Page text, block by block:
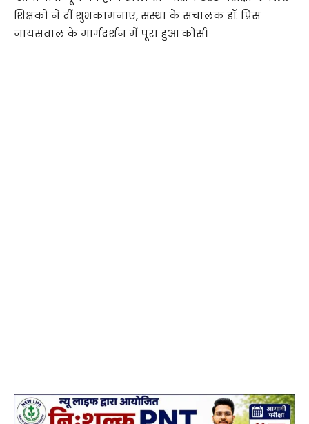
शिक्षकों ने दीं शुभकामनाएं, संस्था के संचालक डॉ. प्रिंस
जायसवाल के मार्गदर्शन में पूरा हुआ कोर्स।